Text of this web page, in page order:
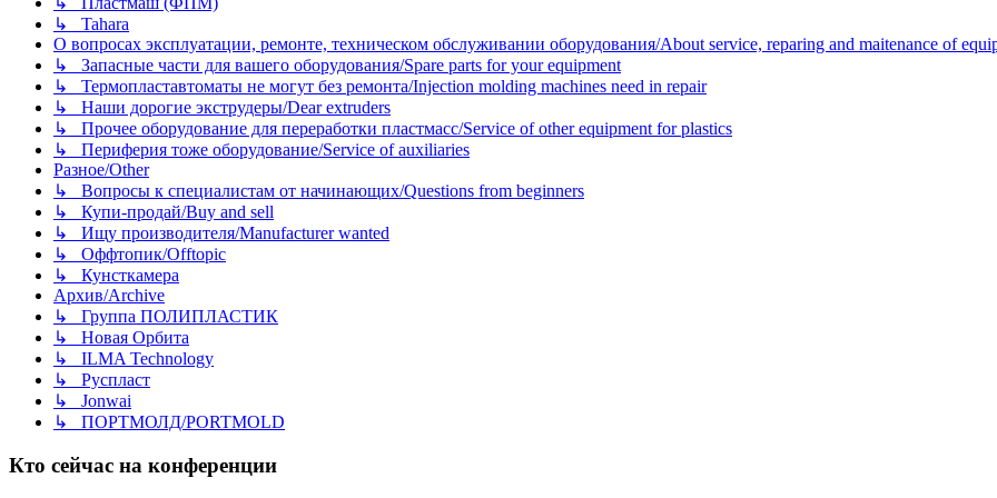
↳ Tahara
О вопросах эксплуатации, ремонте, техническом обслуживании оборудования/About service, reparing and maitenance of
↳ Запасные части для вашего оборудования/Spare parts for your equipment
↳ Термопластавтоматы не могут без ремонта/Injection molding machines need in repair
↳ Наши дорогие экструдеры/Dear extruders
↳ Прочее оборудование для переработки пластмасс/Service of other equipment for plastics
↳ Периферия тоже оборудование/Service of auxiliaries
Разное/Other
↳ Вопросы к специалистам от начинающих/Questions from beginners
↳ Купи-продай/Buy and sell
↳ Ищу производителя/Manufacturer wanted
↳ Оффтопик/Offtopic
↳ Кунсткамера
Архив/Archive
↳ Группа ПОЛИПЛАСТИК
↳ Новая Орбита
↳ ILMA Technology
↳ Руспласт
↳ Jonwai
↳ ПОРТМОЛД/PORTMOLD
Кто сейчас на конференции